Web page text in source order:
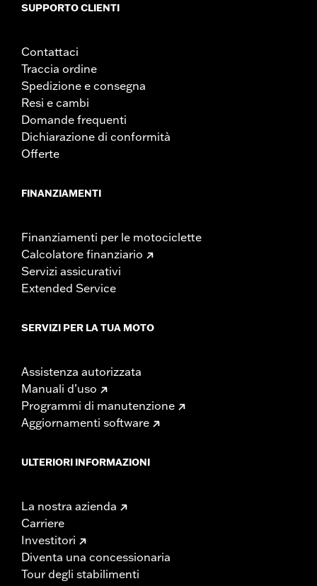
SUPPORTO CLIENTI
Contattaci
Traccia ordine
Spedizione e consegna
Resi e cambi
Domande frequenti
Dichiarazione di conformità
Offerte
FINANZIAMENTI
Finanziamenti per le motociclette
Calcolatore finanziario
Servizi assicurativi
Extended Service
SERVIZI PER LA TUA MOTO
Assistenza autorizzata
Manuali d’uso
Programmi di manutenzione
Aggiornamenti software
ULTERIORI INFORMAZIONI
La nostra azienda
Carriere
Investitori
Diventa una concessionaria
Tour degli stabilimenti